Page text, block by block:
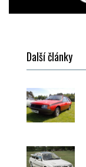
Další články